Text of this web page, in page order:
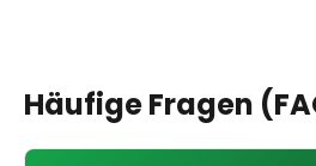
Häufige Fragen